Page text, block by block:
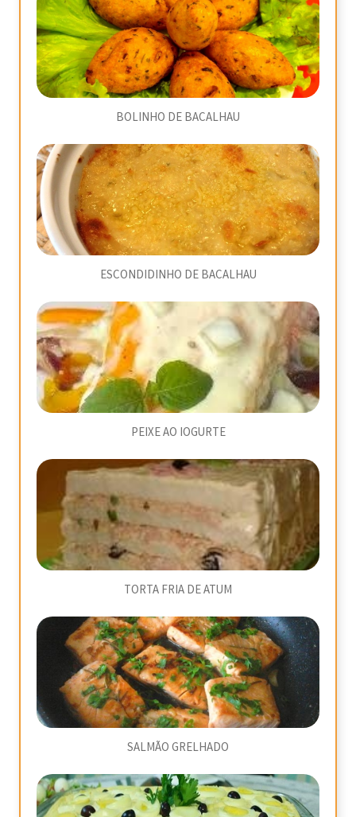
BOLINHO DE BACALHAU
ESCONDIDINHO DE BACALHAU
PEIXE AO IOGURTE
TORTA FRIA DE ATUM
SALMÃO GRELHADO